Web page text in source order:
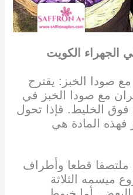
الجهراء الكويت
صودا الخبز: يقترح
مع صودا الخبز في
الخليط. فإذا تحول
فهذه المادة هي
ملتصقا قطعا وأطراف
ميسمه الثلاثة